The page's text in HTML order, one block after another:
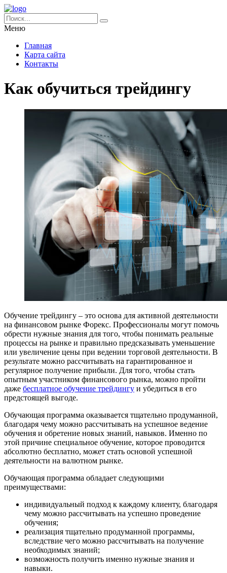
Меню
Главная
Карта сайта
Контакты
Как обучиться трейдингу
Обучение трейдингу – это основа для активной деятельности
на финансовом рынке Форекс. Профессионалы могут помочь
обрести нужные знания для того, чтобы понимать реальные
процессы на рынке и правильно предсказывать уменьшение
или увеличение цены при ведении торговой деятельности. В
результате можно рассчитывать на гарантированное и
регулярное получение прибыли. Для того, чтобы стать
опытным участником финансового рынка, можно пройти
даже бесплатное обучение трейдингу и убедиться в его
предстоящей выгоде.
Обучающая программа оказывается тщательно продуманной,
благодаря чему можно рассчитывать на успешное ведение
обучения и обретение новых знаний, навыков. Именно по
этой причине специальное обучение, которое проводится
абсолютно бесплатно, может стать основой успешной
деятельности на валютном рынке.
Обучающая программа обладает следующими
преимуществами:
индивидуальный подход к каждому клиенту, благодаря
чему можно рассчитывать на успешно проведение
обучения;
реализация тщательно продуманной программы,
вследствие чего можно рассчитывать на получение
необходимых знаний;
возможность получить именно нужные знания и
навыки.